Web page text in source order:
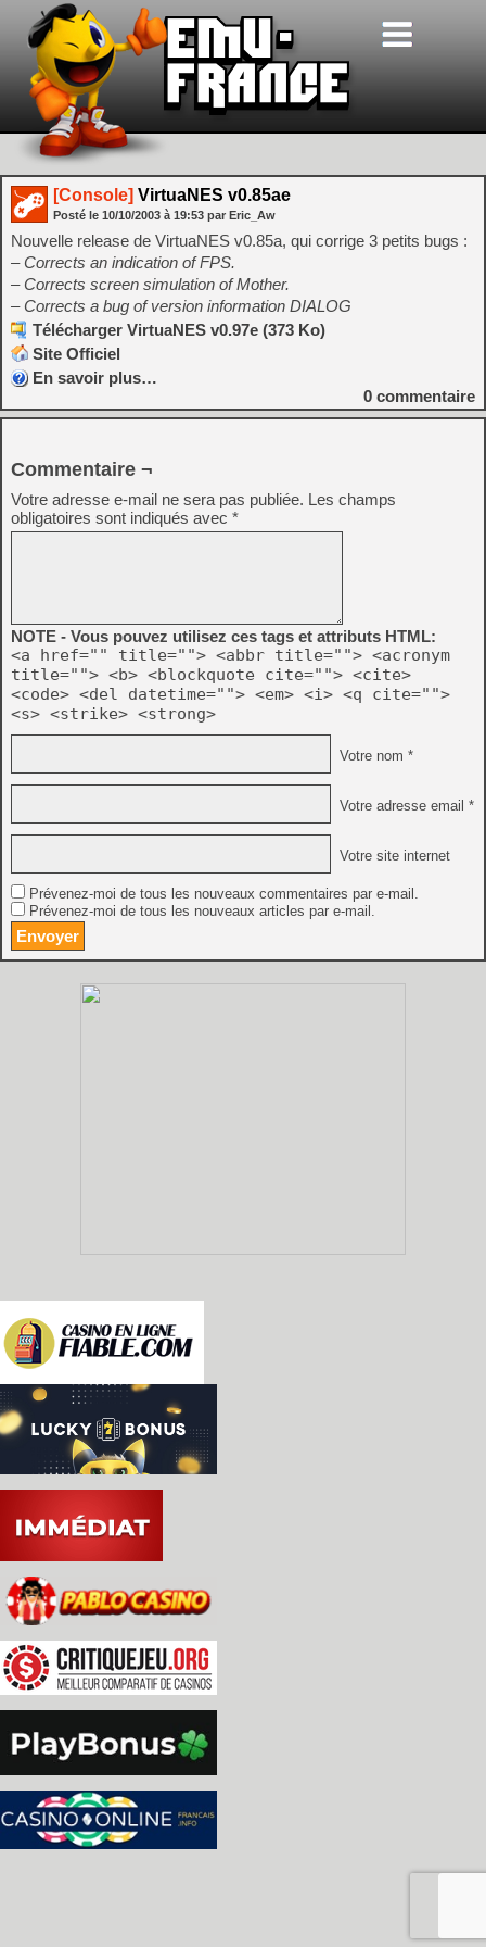
[Console] VirtuaNES v0.85ae
Posté le 10/10/2003 à 19:53 par Eric_Aw
Nouvelle release de VirtuaNES v0.85a, qui corrige 3 petits bugs :
– Corrects an indication of FPS.
– Corrects screen simulation of Mother.
– Corrects a bug of version information DIALOG
Télécharger VirtuaNES v0.97e (373 Ko)
Site Officiel
En savoir plus…
0 commentaire
Commentaire ¬
Votre adresse e-mail ne sera pas publiée. Les champs
obligatoires sont indiqués avec *
NOTE - Vous pouvez utilisez ces tags et attributs HTML:
<a href="" title=""> <abbr title=""> <acronym
title=""> <b> <blockquote cite=""> <cite>
<code> <del datetime=""> <em> <i> <q cite="">
<s> <strike> <strong>
Votre nom *
Votre adresse email *
Votre site internet
Prévenez-moi de tous les nouveaux commentaires par e-mail.
Prévenez-moi de tous les nouveaux articles par e-mail.